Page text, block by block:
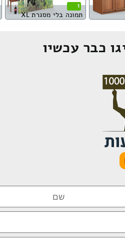
1
תמונה בלי מסגרת XL
כבר עכשיו